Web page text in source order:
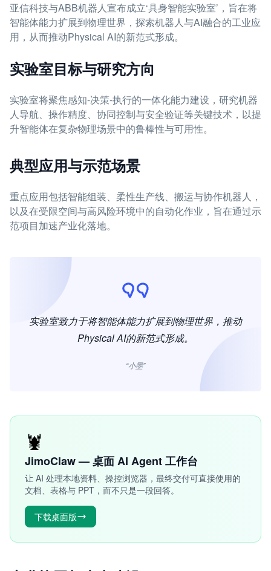
亚信科技与ABB机器人宣布成立‘具身智能实验室’，旨在将
智能体能力扩展到物理世界，探索机器人与AI融合的工业应
用，从而推动Physical AI的新范式形成。
实验室目标与研究方向
实验室将聚焦感知-决策-执行的一体化能力建设，研究机器
人导航、操作精度、协同控制与安全验证等关键技术，以提
升智能体在复杂物理场景中的鲁棒性与可用性。
典型应用与示范场景
重点应用包括智能组装、柔性生产线、搬运与协作机器人，
以及在受限空间与高风险环境中的自动化作业，旨在通过示
范项目加速产业化落地。
实验室致力于将智能体能力扩展到物理世界，推动
Physical AI的新范式形成。
“小墨”
🦞
JimoClaw — 桌面 AI Agent 工作台
让 AI 处理本地资料、操控浏览器，最终交付可直接使用的
文档、表格与 PPT，而不只是一段回答。
下载桌面版